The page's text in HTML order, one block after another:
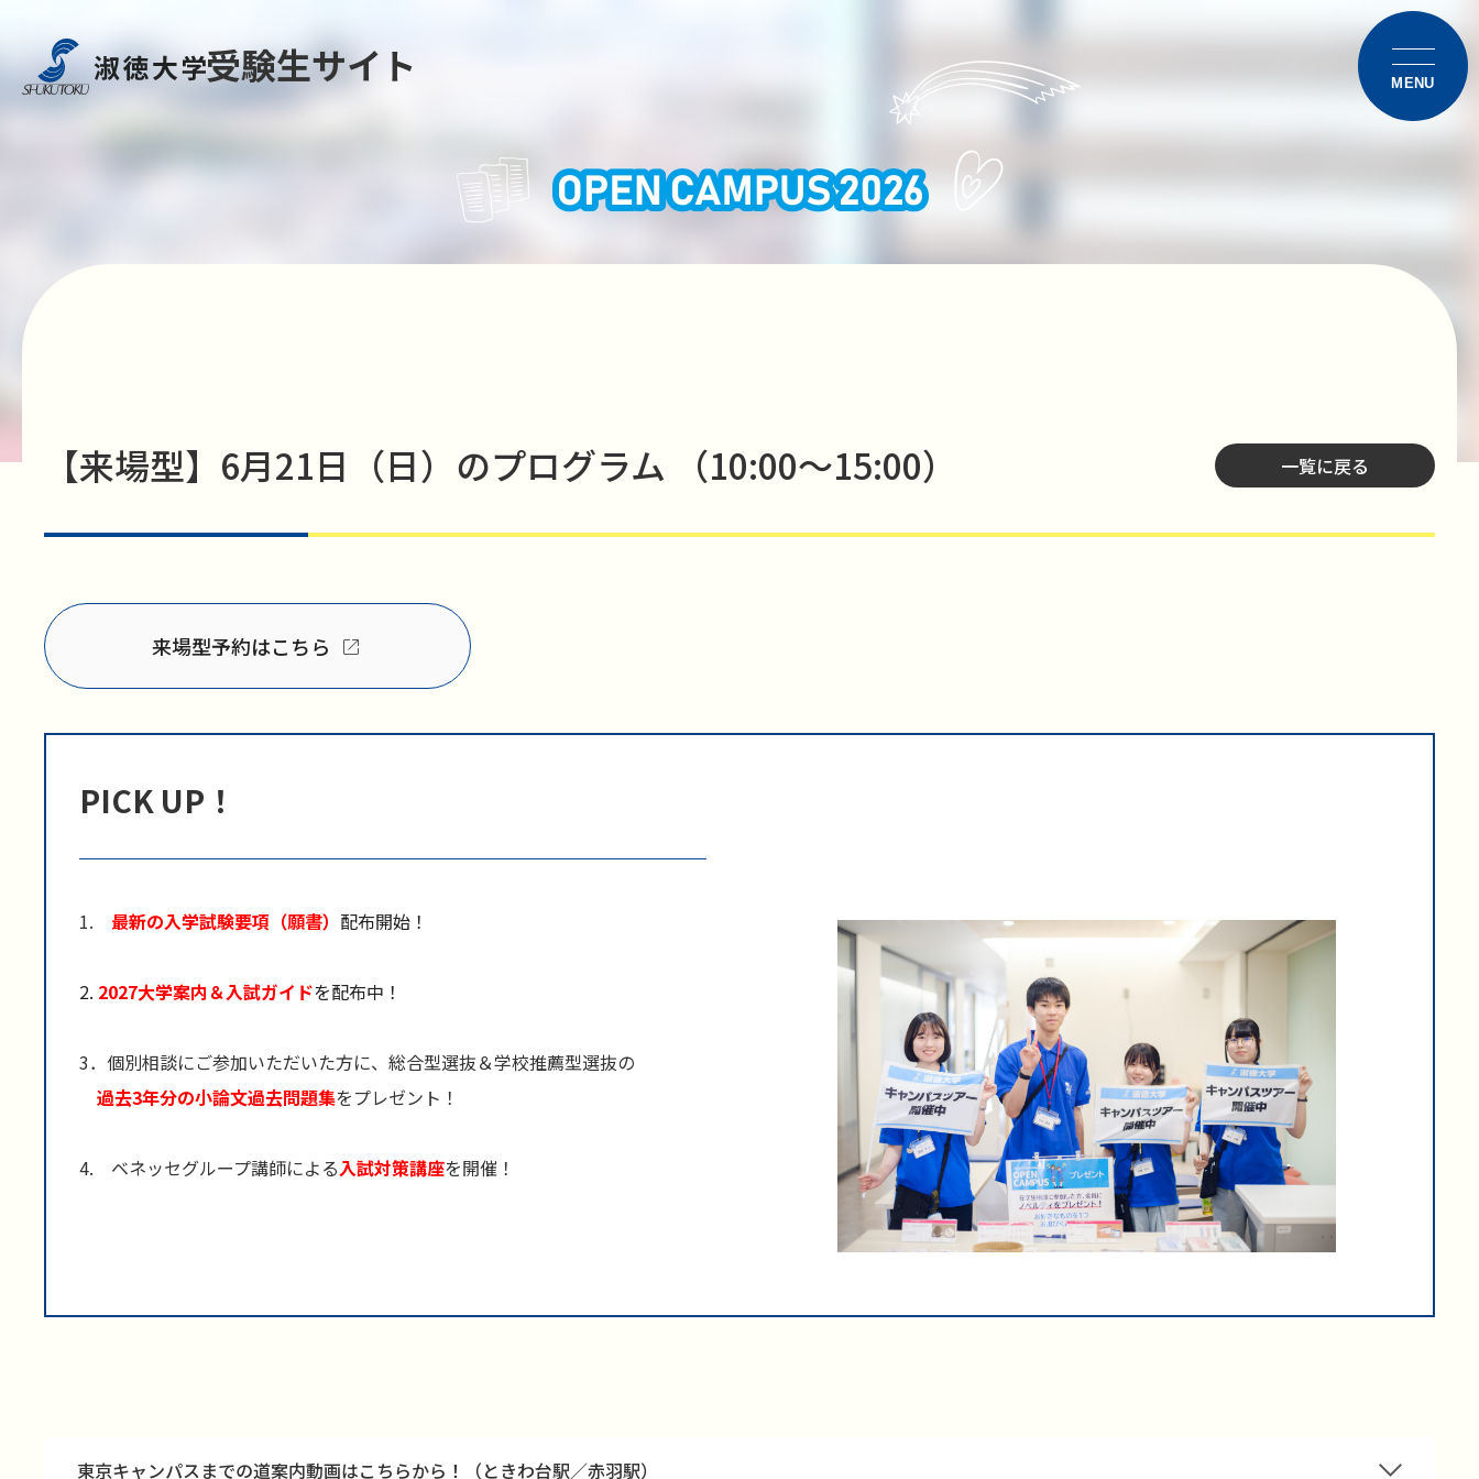
受験生サイト
【来場型】6月21日（日）のプログラム （10:00～15:00） 一覧に戻る
来場型予約はこちら
PICK UP！
1. 最新の入学試験要項（願書） 配布開始！
2. 2027大学案内＆入試ガイドを配布中！
3．個別相談にご参加いただいた方に、総合型選抜＆学校推薦型選抜の
過去3年分の小論文過去問題集をプレゼント！
4. ベネッセグループ講師による入試対策講座を開催！
東京キャンパスまでの道案内動画はこちらから！（ときわ台駅／赤羽駅）